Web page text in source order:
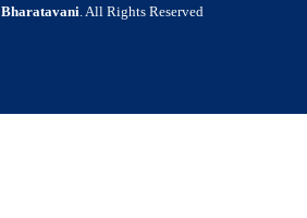
Bharatavani. All Rights Reserved